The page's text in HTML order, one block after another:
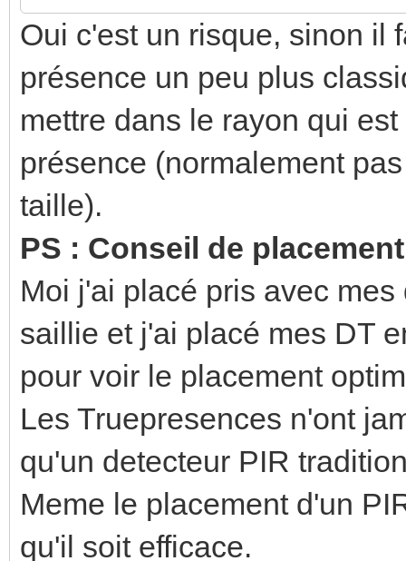
Oui c'est un risque, sinon il
présence un peu plus
mettre dans le rayon qui
présence (normalement
taille).
PS : Conseil de
Moi j'ai placé pris avec
saillie et j'ai placé mes DT
pour voir le placement
Les Truepresences n'ont
qu'un detecteur PIR
Meme le placement d'un
qu'il soit efficace.